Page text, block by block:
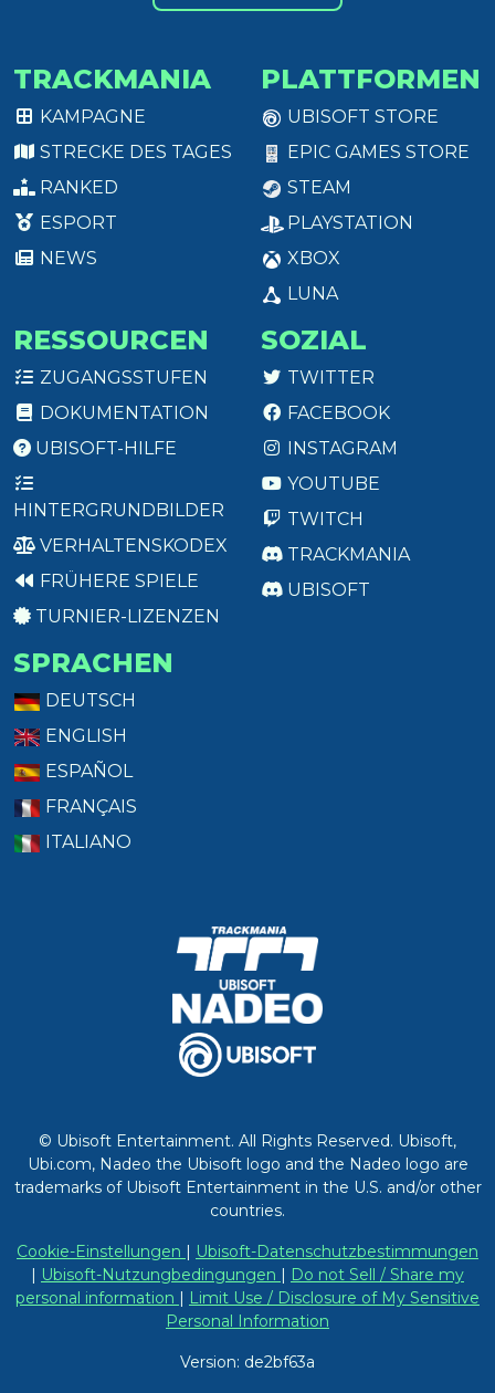
TRACKMANIA
KAMPAGNE
STRECKE DES TAGES
RANKED
ESPORT
NEWS
PLATTFORMEN
UBISOFT STORE
EPIC GAMES STORE
STEAM
PLAYSTATION
XBOX
LUNA
RESSOURCEN
ZUGANGSSTUFEN
DOKUMENTATION
UBISOFT-HILFE
HINTERGRUNDBILDER
VERHALTENSKODEX
FRÜHERE SPIELE
TURNIER-LIZENZEN
SOZIAL
TWITTER
FACEBOOK
INSTAGRAM
YOUTUBE
TWITCH
TRACKMANIA
UBISOFT
SPRACHEN
DEUTSCH
ENGLISH
ESPAÑOL
FRANÇAIS
ITALIANO
© Ubisoft Entertainment. All Rights Reserved. Ubisoft,
Ubi.com, Nadeo the Ubisoft logo and the Nadeo logo are
trademarks of Ubisoft Entertainment in the U.S. and/or other
countries.
Cookie-Einstellungen | Ubisoft-Datenschutzbestimmungen
| Ubisoft-Nutzungbedingungen | Do not Sell / Share my
personal information | Limit Use / Disclosure of My Sensitive
Personal Information
Version: de2bf63a